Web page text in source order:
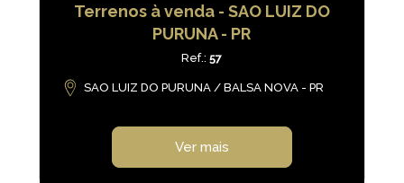
Terrenos à venda - SAO LUIZ DO
PURUNA - PR
Ref.:57
SAO LUIZ DO PURUNA / BALSA NOVA - PR
Ver mais